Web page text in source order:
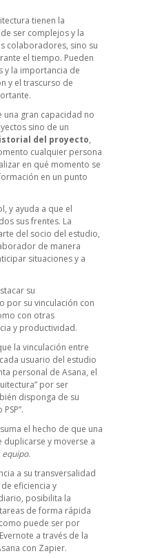
tienen la
ser complejos y la
colaboradores, sino su
el tiempo. Pueden
y la importancia de
y el trascurso de
una gran capacidad no
sino de un
del proyecto,
cualquier persona
en qué momento se
en un punto
y ayuda a que el
sus frentes. La
del socio del estudio,
de manera
situaciones y a
su
por su vinculación con
con otras
y productividad.
la vinculación entre
usuario del estudio
personal de Asana, el
por ser
disponga de su
el hecho de que una
y moverse a
equipo.
a su transversalidad
eficiencia y
posibilita la
de forma rápida
puede ser por
a través de la
con Zapier.